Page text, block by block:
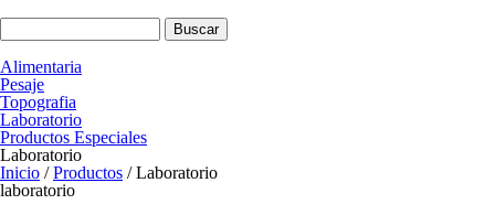
Formulario de búsqueda
Alimentaria
Pesaje
Topografia
Laboratorio
Productos Especiales
Laboratorio
Inicio / Productos / Laboratorio
laboratorio